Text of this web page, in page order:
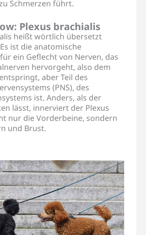
Schmerzen führt.
Plexus brachialis
heißt wörtlich übersetzt
ist die anatomische
ein Geflecht von Nerven, das
hervorgeht, also dem
aber Teil des
(PNS), des
ist. Anders, als der
lässt, innerviert der Plexus
nur die Vorderbeine, sondern
und Brust.